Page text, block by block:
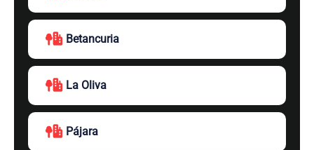
Betancuria
La Oliva
Pájara